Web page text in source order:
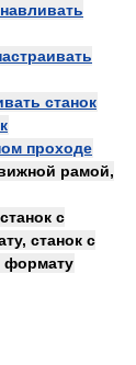
станок
проходе
рамой,
с
станок с
формату